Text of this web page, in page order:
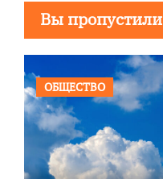
Вы пропустили
ОБЩЕСТВО